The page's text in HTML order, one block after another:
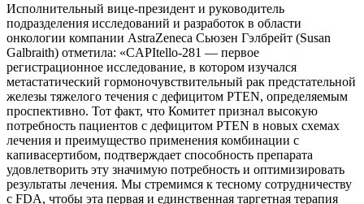
Исполнительный вице-президент и руководитель
подразделения исследований и разработок в области
онкологии компании AstraZeneca Сьюзен Гэлбрейт (Susan
Galbraith) отметила: «CAPItello-281 — первое
регистрационное исследование, в котором изучался
метастатический гормоночувствительный рак предстательной
железы тяжелого течения с дефицитом PTEN, определяемым
проспективно. Тот факт, что Комитет признал высокую
потребность пациентов с дефицитом PTEN в новых схемах
лечения и преимущество применения комбинации с
капивасертибом, подтверждает способность препарата
удовлетворить эту значимую потребность и оптимизировать
результаты лечения. Мы стремимся к тесному сотрудничеству
с FDA, чтобы эта первая и единственная таргетная терапия